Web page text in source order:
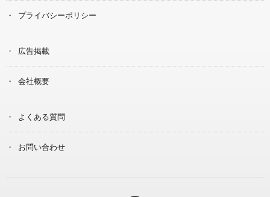
プライバシーポリシー
広告掲載
会社概要
よくある質問
お問い合わせ